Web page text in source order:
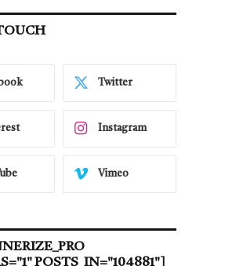
Twitter
Instagram
Vimeo
POSTS_IN="104881"]